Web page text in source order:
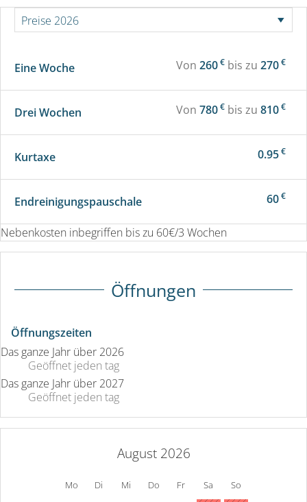
Eine Woche Von 260€ bis zu 270€
Drei Wochen Von 780€ bis zu 810€
Kurtaxe 0.95€
Endreinigungspauschale 60€
Nebenkosten inbegriffen bis zu 60€/3 Wochen
Öffnungen
Öffnungszeiten
Das ganze Jahr über 2026
Geöffnet jeden tag
Das ganze Jahr über 2027
Geöffnet jeden tag
August 2026
Mo Di Mi Do Fr Sa So